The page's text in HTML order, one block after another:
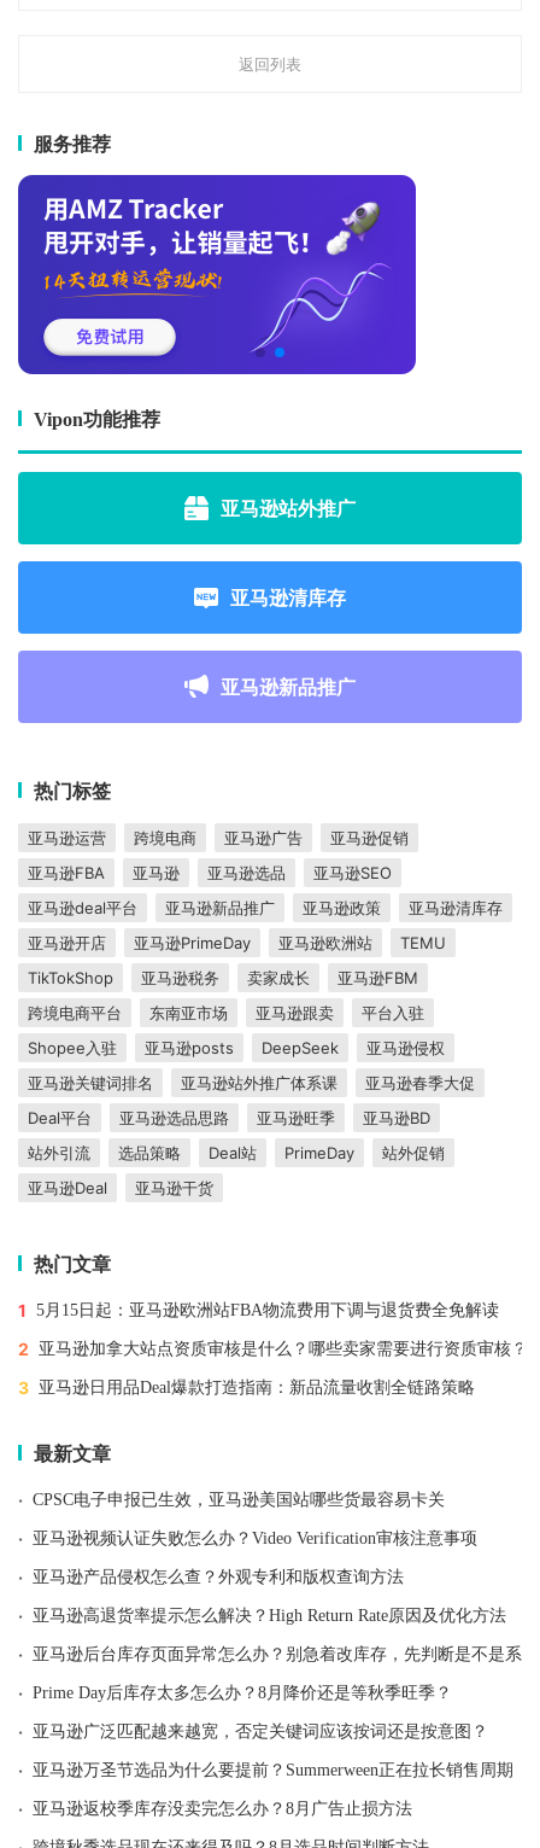
返回列表
服务推荐
Vipon功能推荐
亚马逊站外推广
亚马逊清库存
亚马逊新品推广
热门标签
亚马逊运营 跨境电商 亚马逊广告
亚马逊促销
亚马逊FBA
亚马逊 亚马逊选品
亚马逊SEO
亚马逊deal平台
亚马逊新品推广 亚马逊政策
亚马逊清库存
亚马逊开店
亚马逊PrimeDay 亚马逊欧洲站
TEMU
TikTokShop
亚马逊税务 卖家成长
亚马逊FBM
跨境电商平台
东南亚市场 亚马逊跟卖
平台入驻
Shopee入驻
亚马逊posts DeepSeek
亚马逊侵权
亚马逊关键词排名
亚马逊站外推广体系课
亚马逊春季大促
Deal平台
亚马逊选品思路 亚马逊旺季
亚马逊BD
站外引流
选品策略 Deal站 PrimeDay
站外促销
亚马逊Deal
亚马逊干货
热门文章
1 5月15日起：亚马逊欧洲站FBA物流费用下调与退货费全免解读
2 亚马逊加拿大站点资质审核是什么？哪些卖家需要进行资质审核？
3 亚马逊日用品Deal爆款打造指南：新品流量收割全链路策略
最新文章
· CPSC电子申报已生效，亚马逊美国站哪些货最容易卡关
· 亚马逊视频认证失败怎么办？Video Verification审核注意事项
· 亚马逊产品侵权怎么查？外观专利和版权查询方法
· 亚马逊高退货率提示怎么解决？High Return Rate原因及优化方法
· 亚马逊后台库存页面异常怎么办？别急着改库存，先判断是不是系
· Prime Day后库存太多怎么办？8月降价还是等秋季旺季？
· 亚马逊广泛匹配越来越宽，否定关键词应该按词还是按意图？
· 亚马逊万圣节选品为什么要提前？Summerween正在拉长销售周期
· 亚马逊返校季库存没卖完怎么办？8月广告止损方法